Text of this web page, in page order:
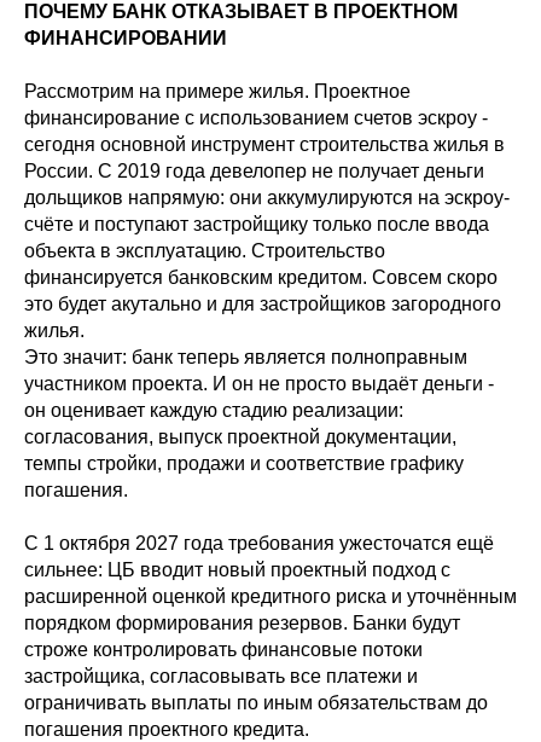
ПОЧЕМУ БАНК ОТКАЗЫВАЕТ В ПРОЕКТНОМ
ФИНАНСИРОВАНИИ
Рассмотрим на примере жилья. Проектное
финансирование с использованием счетов эскроу -
сегодня основной инструмент строительства жилья в
России. С 2019 года девелопер не получает деньги
дольщиков напрямую: они аккумулируются на эскроу-
счёте и поступают застройщику только после ввода
объекта в эксплуатацию. Строительство
финансируется банковским кредитом. Совсем скоро
это будет акутально и для застройщиков загородного
жилья.
Это значит: банк теперь является полноправным
участником проекта. И он не просто выдаёт деньги -
он оценивает каждую стадию реализации:
согласования, выпуск проектной документации,
темпы стройки, продажи и соответствие графику
погашения.
С 1 октября 2027 года требования ужесточатся ещё
сильнее: ЦБ вводит новый проектный подход с
расширенной оценкой кредитного риска и уточнённым
порядком формирования резервов. Банки будут
строже контролировать финансовые потоки
застройщика, согласовывать все платежи и
ограничивать выплаты по иным обязательствам до
погашения проектного кредита.